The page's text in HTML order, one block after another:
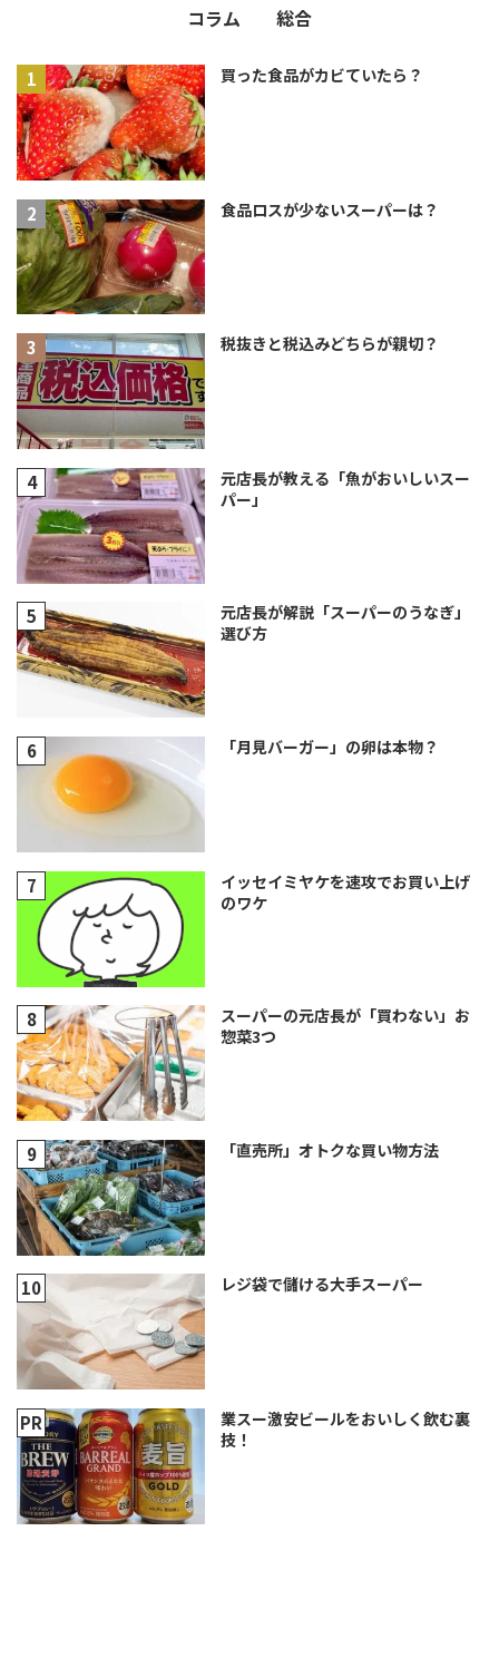
コラム 総合
買った食品がカビていたら？
食品ロスが少ないスーパーは？
税抜きと税込みどちらが親切？
元店長が教える「魚がおいしいスー
パー」
元店長が解説「スーパーのうなぎ」
選び方
「月見バーガー」の卵は本物？
イッセイミヤケを速攻でお買い上げ
のワケ
スーパーの元店長が「買わない」お
惣菜3つ
「直売所」オトクな買い物方法
レジ袋で儲ける大手スーパー
業スー激安ビールをおいしく飲む裏
技！